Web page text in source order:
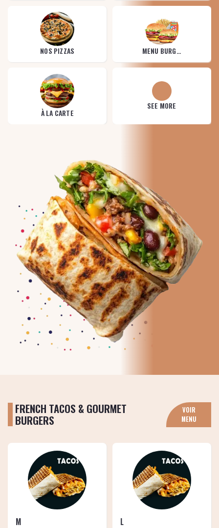
NOS PIZZAS MENU BURGER DOUBLE
À LA CARTE
SEE MORE
FRENCH TACOS & GOURMET
BURGERS
VOIR
MENU
M L